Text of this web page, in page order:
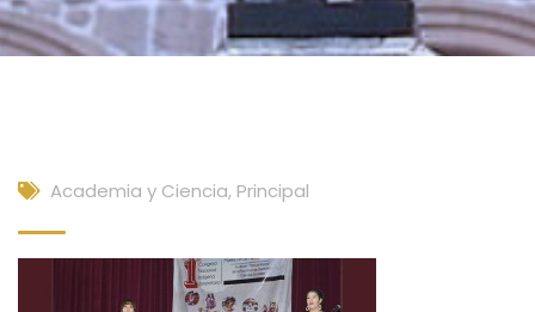
Academia y Ciencia, Principal